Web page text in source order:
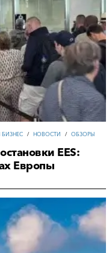
БИЗНЕС / НОВОСТИ / ОБЗОРЫ
EES:
Европы